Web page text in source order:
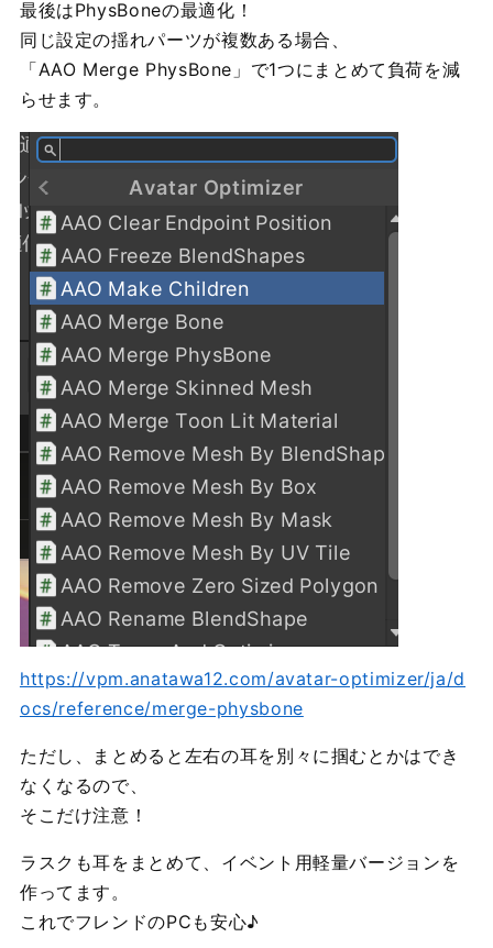
最後はPhysBoneの最適化！
同じ設定の揺れパーツが複数ある場合、
「AAO Merge PhysBone」で1つにまとめて負荷を減
らせます。
https://vpm.anatawa12.com/avatar-optimizer/ja/d
ocs/reference/merge-physbone
ただし、まとめると左右の耳を別々に掴むとかはでき
なくなるので、
そこだけ注意！
ラスクも耳をまとめて、イベント用軽量バージョンを
作ってます。
これでフレンドのPCも安心♪